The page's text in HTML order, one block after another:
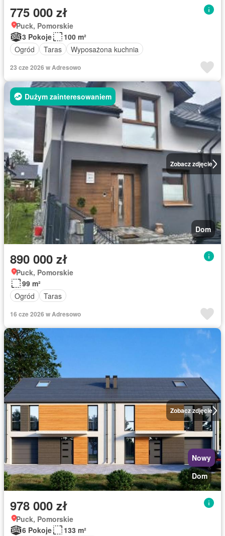
775 000 zł
Puck, Pomorskie
3 Pokoje
100 m²
Ogród
Taras Wyposażona kuchnia
23 cze 2026 w Adresowo
Zobacz zdjęcie
Dużym zainteresowaniem
Dom
890 000 zł
Puck, Pomorskie
99 m²
Ogród
Taras
16 cze 2026 w Adresowo
Zobacz zdjęcie
Nowy
Dom
978 000 zł
Puck, Pomorskie
6 Pokoje
133 m²